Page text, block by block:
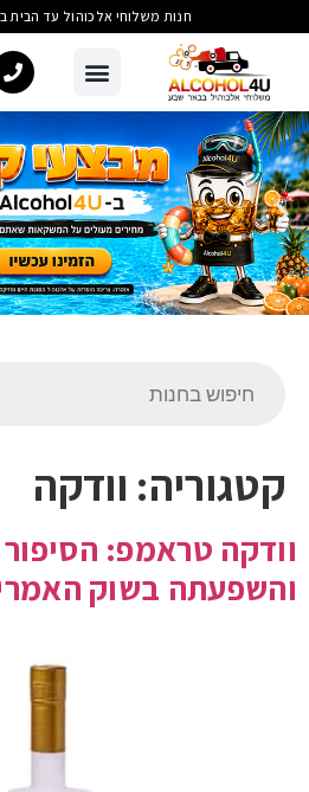
חנות משלוחי אלכוהול עד הבית
קטגוריה: וודקה
וודקה טראמפ:
והשפעתה בשוק